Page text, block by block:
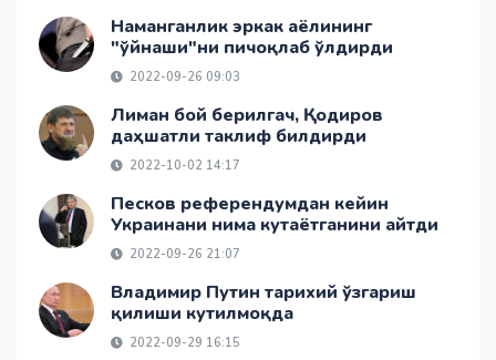
Наманганлик эркак аёлининг
"ўйнаши"ни пичоқлаб ўлдирди
2022-09-26 09:03
Лиман бой берилгач, Қодиров
даҳшатли таклиф билдирди
2022-10-02 14:17
Песков референдумдан кейин
Украинани нима кутаётганини айтди
2022-09-26 21:07
Владимир Путин тарихий ўзгариш
қилиши кутилмоқда
2022-09-29 16:15